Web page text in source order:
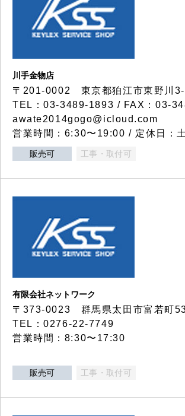
川手金物店
〒201-0002 東京都狛江市東野川
TEL：03-3489-1893 / FAX：03-
awate2014gogo@icloud.com
営業時間：6:30〜19:00 / 定休日：
販売可 工事・取付可
有限会社ネットワーク
〒373-0023 群馬県太田市富若町
TEL：0276-22-7749
営業時間：8:30〜17:30
販売可 工事・取付可